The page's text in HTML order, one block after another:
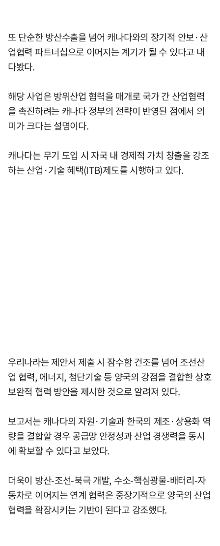
또 단순한 방산수출을 넘어 캐나다와의 장기적 안보·산
업협력 파트너십으로 이어지는 계기가 될 수 있다고 내
다봤다.
해당 사업은 방위산업 협력을 매개로 국가 간 산업협력
을 촉진하려는 캐나다 정부의 전략이 반영된 점에서 의
미가 크다는 설명이다.
캐나다는 무기 도입 시 자국 내 경제적 가치 창출을 강조
하는 산업·기술 혜택(ITB)제도를 시행하고 있다.
우리나라는 제안서 제출 시 잠수함 건조를 넘어 조선산
업 협력, 에너지, 첨단기술 등 양국의 강점을 결합한 상호
보완적 협력 방안을 제시한 것으로 알려져 있다.
보고서는 캐나다의 자원·기술과 한국의 제조·상용화 역
량을 결합할 경우 공급망 안정성과 산업 경쟁력을 동시
에 확보할 수 있다고 보았다.
더욱이 방산-조선-북극 개발, 수소-핵심광물-배터리-자
동차로 이어지는 연계 협력은 중장기적으로 양국의 산업
협력을 확장시키는 기반이 된다고 강조했다.